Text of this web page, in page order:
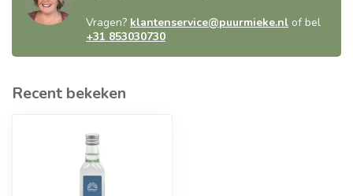
Vragen? klantenservice@puurmieke.nl of bel
+31 853030730
Recent bekeken